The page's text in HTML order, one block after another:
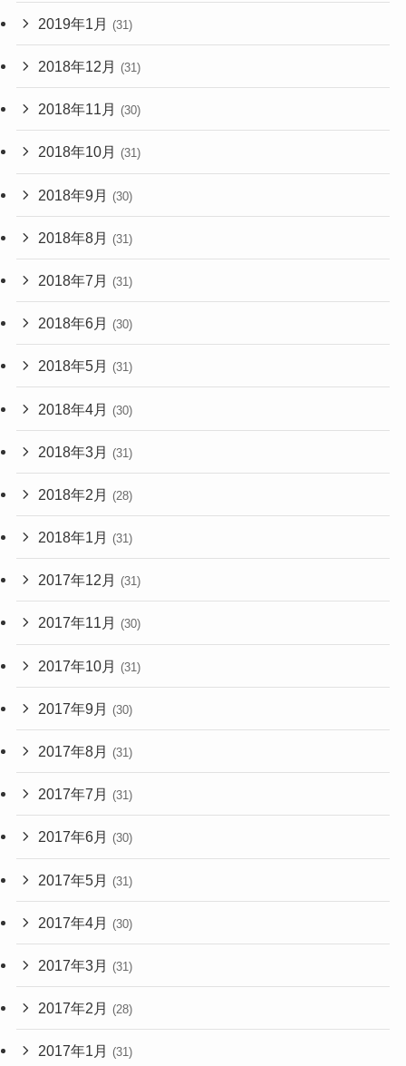
2019年1月 (31)
2018年12月 (31)
2018年11月 (30)
2018年10月 (31)
2018年9月 (30)
2018年8月 (31)
2018年7月 (31)
2018年6月 (30)
2018年5月 (31)
2018年4月 (30)
2018年3月 (31)
2018年2月 (28)
2018年1月 (31)
2017年12月 (31)
2017年11月 (30)
2017年10月 (31)
2017年9月 (30)
2017年8月 (31)
2017年7月 (31)
2017年6月 (30)
2017年5月 (31)
2017年4月 (30)
2017年3月 (31)
2017年2月 (28)
2017年1月 (31)